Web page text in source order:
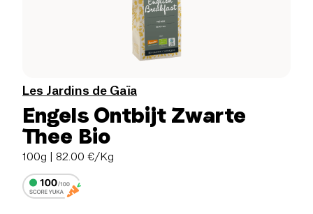
Les Jardins de Gaïa
Engels Ontbijt Zwarte
Thee Bio
100g | 82.00 €/Kg